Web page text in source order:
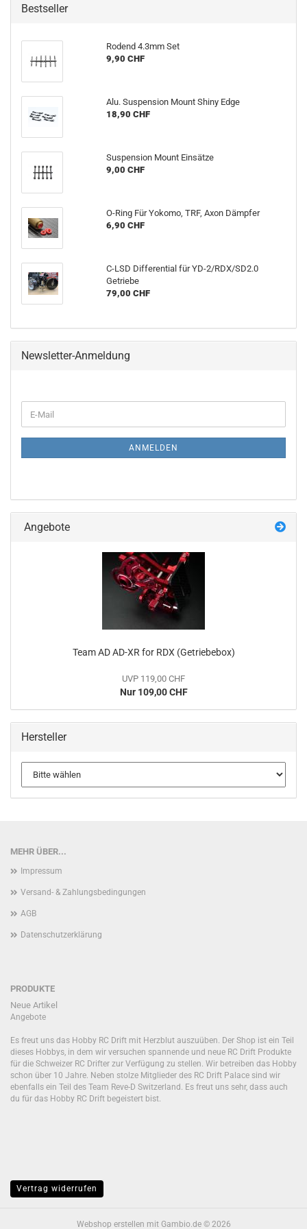
Bestseller
Rodend 4.3mm Set
9,90 CHF
Alu. Suspension Mount Shiny Edge
18,90 CHF
Suspension Mount Einsätze
9,00 CHF
O-Ring Für Yokomo, TRF, Axon Dämpfer
6,90 CHF
C-LSD Differential für YD-2/RDX/SD2.0
Getriebe
79,00 CHF
Newsletter-Anmeldung
ZUR
E-
Mail
ANMELDEN
Angebote
Team AD AD-XR for RDX (Getriebebox)
UVP 119,00 CHF
Nur 109,00 CHF
Hersteller
MEHR ÜBER...
Impressum
Versand- & Zahlungsbedingungen
AGB
Datenschutzerklärung
PRODUKTE
Neue Artikel
Angebote
Es freut uns das Hobby RC Drift mit Herzblut auszuüben. Der Shop ist ein Teil
dieses Hobbys, in dem wir versuchen spannende und neue RC Drift Produkte
für die Schweizer RC Drifter zur Verfügung zu stellen. Wir betreiben das Hobby
schon über 10 Jahre. Neben stolze Mitglieder des RC Drift Palace sind wir
ebenfalls ein Teil des Team Reve-D Switzerland. Es freut uns sehr, dass auch
du für das Hobby RC Drift begeistert bist.
Vertrag widerrufen
Webshop erstellen mit Gambio.de © 2026